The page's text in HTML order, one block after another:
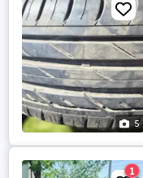
5
1